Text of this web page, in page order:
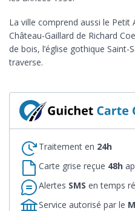
La ville comprend aussi le Petit
Château-Gaillard de Richard
de bois, l’église gothique Saint-
traverse.
Traitement en 24h
Carte grise reçue 48h
Alertes SMS en temps
Service autorisé par le